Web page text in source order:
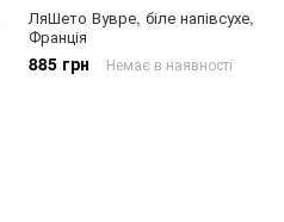
ЛяШето Вувре, біле напівсухе,
Франція
885 грн Немає в наявності